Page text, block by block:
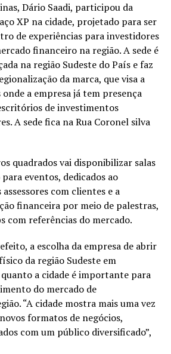
Dário Saadi, participou da
XP na cidade, projetado para ser
de experiências para investidores
financeiro na região. A sede é
na região Sudeste do País e faz
da marca, que visa a
a empresa já tem presença
de investimentos
A sede fica na Rua Coronel silva
quadrados vai disponibilizar salas
eventos, dedicados ao
com clientes e a
financeira por meio de palestras,
com referências do mercado.
a escolha da empresa de abrir
da região Sudeste em
a cidade é importante para
do mercado de
“A cidade mostra mais uma vez
formatos de negócios,
com um público diversificado”,